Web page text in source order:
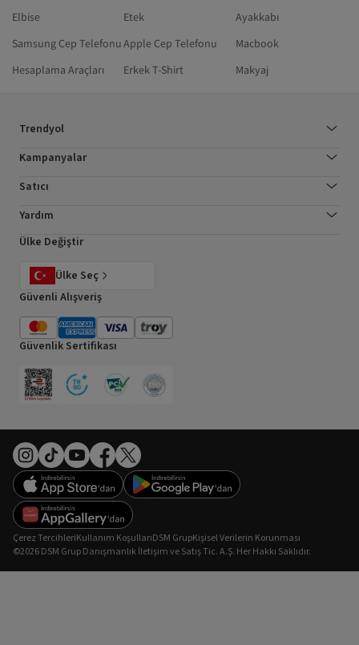
Elbise
Etek
Ayakkabı
Samsung Cep TelefonuApple Cep Telefonu
Macbook
Hesaplama Araçları
Erkek T-Shirt Makyaj
Trendyol
Kampanyalar
Satıcı
Yardım
Ülke Değiştir
Ülke Seç
Güvenli Alışveriş
Güvenlik Sertifikası
©2026 DSM Grup Danışmanlık İletişim ve Satış Tic. A.Ş. Her Hakkı Saklıdır.
Çerez TercihleriKullanım KoşullarıDSM GrupKişisel Verilerin Korunması